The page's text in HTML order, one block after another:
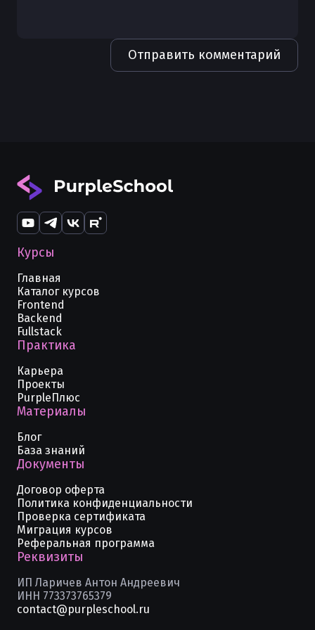
Чистая архитектура в Golang
Каналы (channels) в Golang
Отправить комментарий
Курсы
Главная
Каталог курсов
Frontend
Backend
Fullstack
Практика
Карьера
Проекты
PurpleПлюс
Материалы
Блог
База знаний
Документы
Договор оферта
Политика конфиденциальности
Проверка сертификата
Миграция курсов
Реферальная программа
Реквизиты
ИП Ларичев Антон Андреевич
ИНН 773373765379
contact@purpleschool.ru